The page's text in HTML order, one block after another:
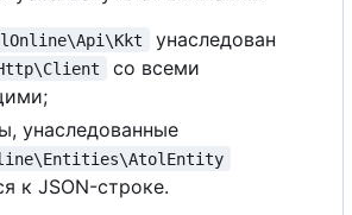
унаследован
со всеми
унаследованные
к JSON-строке.